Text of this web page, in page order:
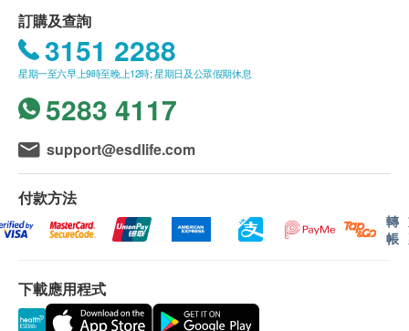
聽類別及程度
中耳鼓室測試
有助分辨中耳問題，包括耳膜穿孔和中耳積水等
聽覺反射閥值測試
量度中耳內的鐙骨肌對大聲聲音的收縮反射
進行聽力檢查後，一般情況下，需大概5個工作天跟
進檢查報告， 工作天不包括星期六、日及公眾假期。
客戶可選擇親身於辦公時間內，到中心領取報告；或
經平郵郵寄至登記地址。
客戶若進行聽力測試後後叁個月內不提取報告，所
有報告一律作銷毀處理及不會存底，客戶如需額外
索取報告複印本(測試後後叁個月內)，將收取$150
行政費。註意：複印本報告未必完整。
客人需自行承擔郵寄報告之風險。
上人士。
如因與本中心無關的因素(如客戶智力、反應能力
訂購及查詢
3151 2288
星期一至六早上9時至晚上12時; 星期日及公眾假期休息
5283 4117
support@esdlife.com
付款方法
轉
帳
下載應用程式